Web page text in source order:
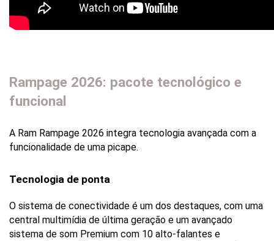
Rampage 2026: pacote tecnológico e
funcional
A Ram Rampage 2026 integra tecnologia avançada com a
funcionalidade de uma picape.
Tecnologia de ponta
O sistema de conectividade é um dos destaques, com uma
central multimídia de última geração e um avançado
sistema de som Premium com 10 alto-falantes e